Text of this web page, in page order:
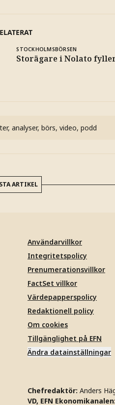
STOCKHOLMSBÖRSEN
Storägare i Nolato
analyser, börs, video, podd
ARTIKEL
Användarvillkor
Integritetspolicy
Prenumerationsvillkor
FactSet villkor
Värdepapperspolicy
Redaktionell policy
Om cookies
Tillgänglighet på EFN
Ändra datainställningar
Chefredaktör: Anders
VD, EFN Ekonomikanalen: